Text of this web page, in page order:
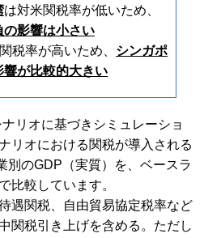
は対米関税率が低いため、
影響は小さい
税率が高いため、 シンガポ
が比較的大きい
リオに基づきシミュレーショ
リオにおける関税が導入される
別のGDP （実質）を、ベースラ
比較しています。
遇関税、自由貿易協定税率など
関税引き上げを含める。ただし